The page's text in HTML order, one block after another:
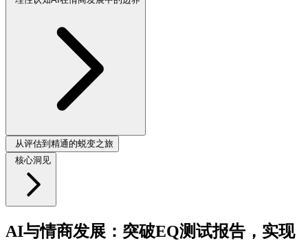
从评估到精通的蜕变之旅
核心洞见
AI与情商发展：突破EQ测试报告，实现